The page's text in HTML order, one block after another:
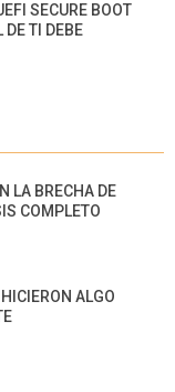
SECURE BOOT
DE TI DEBE
LA BRECHA DE
COMPLETO
ALGO